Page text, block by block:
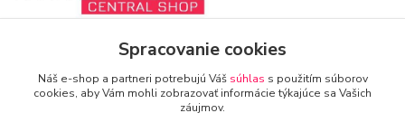
www.zariadenie-firmy.sk
+421 940 949 000
Spracovanie cookies
Náš e-shop a partneri potrebujú Váš súhlas s použitím súborov
cookies, aby Vám mohli zobrazovať informácie týkajúce sa Vašich
záujmov.